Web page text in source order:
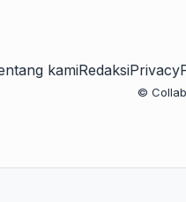
kamiRedaksiPrivacy
©